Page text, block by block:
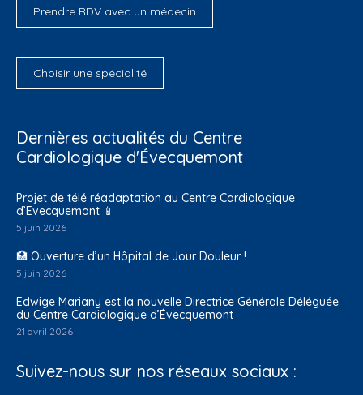
Prendre RDV avec un médecin
Choisir une spécialité
Dernières actualités du Centre
Cardiologique d'Évecquemont
Projet de télé réadaptation au Centre Cardiologique
d’Evecquemont 📱
5 juin 2026
🏥 Ouverture d’un Hôpital de Jour Douleur !
5 juin 2026
Edwige Mariany est la nouvelle Directrice Générale Déléguée
du Centre Cardiologique d’Évecquemont
21 avril 2026
Suivez-nous sur nos réseaux sociaux :